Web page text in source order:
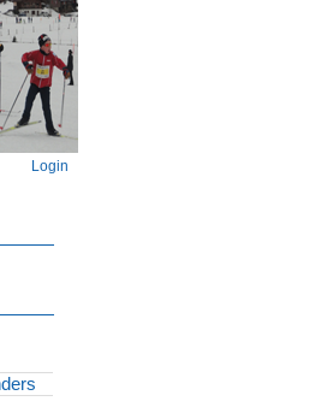
Login